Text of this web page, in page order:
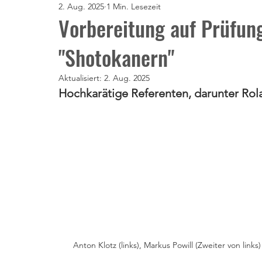
Nachwuchs Prüfungen
Sommercamp Umfrage
Vorbereitung auf
"Shotokanern"
2. Aug. 2025 1 Min. Lesezeit
Aktualisiert: 2. Aug. 2025
Hochkarätige Referenten, darunter
Anton Klotz (links), Markus Powill (Zweiter von